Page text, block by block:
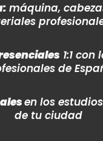
máquina,
1:1 con
de
en los
de tu ciudad